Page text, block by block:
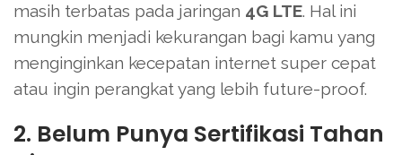
masih terbatas pada jaringan 4G LTE. Hal ini
mungkin menjadi kekurangan bagi kamu yang
menginginkan kecepatan internet super cepat
atau ingin perangkat yang lebih future-proof.
2. Belum Punya Sertifikasi Tahan